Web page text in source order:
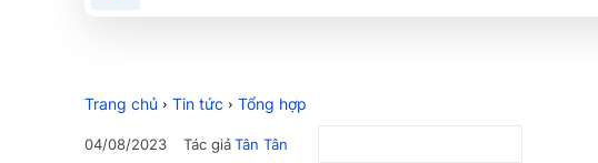
Trang chủ Tin tức Tổng hợp
04/08/2023 Tác giảTân Tân